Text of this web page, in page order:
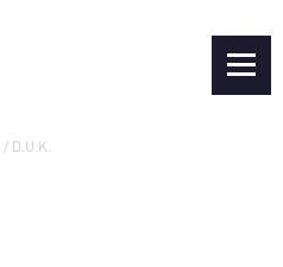
/ D.U.K.